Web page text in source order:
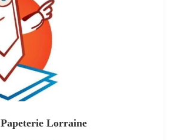
Papeterie Lorraine